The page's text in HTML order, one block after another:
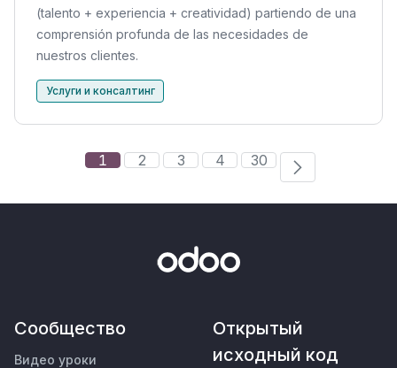
(talento + experiencia + creatividad) partiendo de una
comprensión profunda de las necesidades de
nuestros clientes.
Услуги и консалтинг
1 2 3 4 30
Сообщество
Видео уроки
Открытый
исходный код